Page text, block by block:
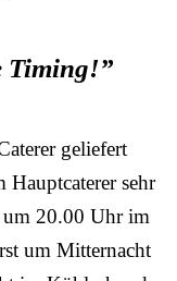
Timing!”
geliefert
sehr
20.00 Uhr im
um Mitternacht